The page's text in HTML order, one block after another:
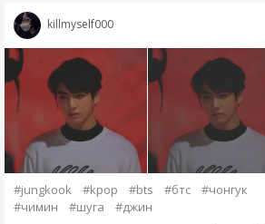
killmyself000
#jungkook #kpop #bts #бтс
#чонгук
#чимин
#шуга #джин